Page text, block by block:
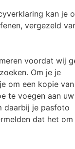
kan je
vergezeld
voordat wij
Om je je
om een kopie
te voegen aan uw
daarbij je pasfoto
dat het om